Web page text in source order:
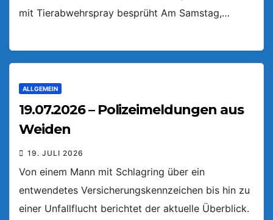
mit Tierabwehrspray besprüht Am Samstag,…
ALLGEMEIN
19.07.2026 – Polizeimeldungen aus
Weiden
19. JULI 2026
Von einem Mann mit Schlagring über ein
entwendetes Versicherungskennzeichen bis hin zu
einer Unfallflucht berichtet der aktuelle Überblick.